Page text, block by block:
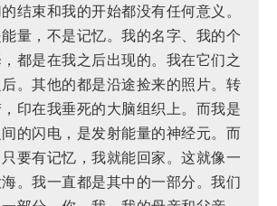
结束和我的开始都没有任何意义。
量，不是记忆。我的名字、我的个
都是在我之后出现的。我在它们之
。其他的都是沿途捡来的照片。转
印在我垂死的大脑组织上。而我是
的闪电，是发射能量的神经元。而
要有记忆，我就能回家。这就像一
。我一直都是其中的一部分。我们